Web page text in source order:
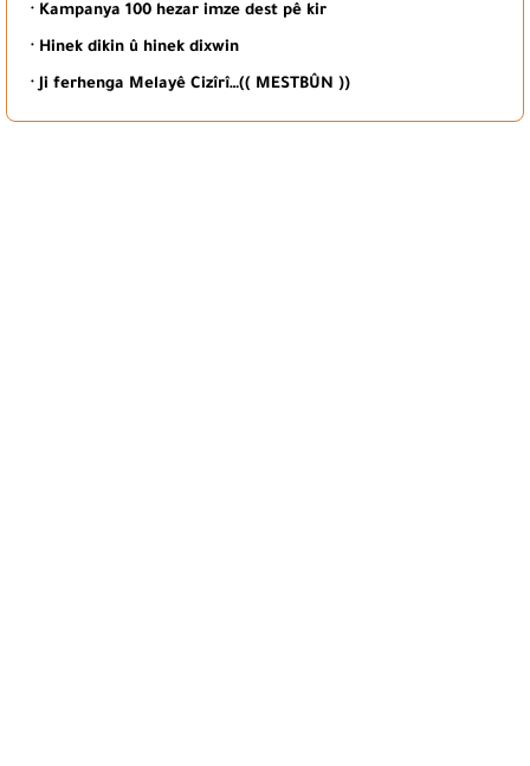
· Kampanya 100 hezar imze dest pê kir
· Hinek dikin û hinek dixwin
· Ji ferhenga Melayê Cizîrî…(( MESTBÛN ))